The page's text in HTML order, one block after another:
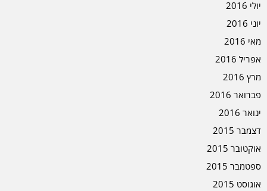
יולי 2016
יוני 2016
מאי 2016
אפריל 2016
מרץ 2016
פברואר 2016
ינואר 2016
דצמבר 2015
אוקטובר 2015
ספטמבר 2015
אוגוסט 2015